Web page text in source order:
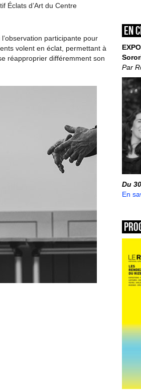
Éclats d’Art du Centre
participante pour
volent en éclat, permettant à
réapproprier différemment son
En
Par
Du
En